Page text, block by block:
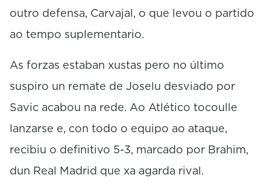
outro defensa, Carvajal, o que levou o partido
ao tempo suplementario.
As forzas estaban xustas pero no último
suspiro un remate de Joselu desviado por
Savic acabou na rede. Ao Atlético tocoulle
lanzarse e, con todo o equipo ao ataque,
recibiu o definitivo 5-3, marcado por Brahim,
dun Real Madrid que xa agarda rival.